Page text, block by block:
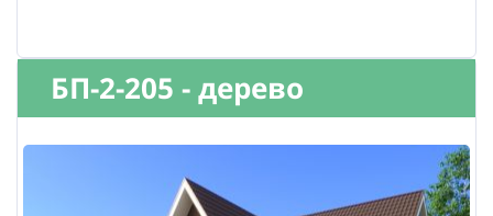
БП-2-205 - дерево